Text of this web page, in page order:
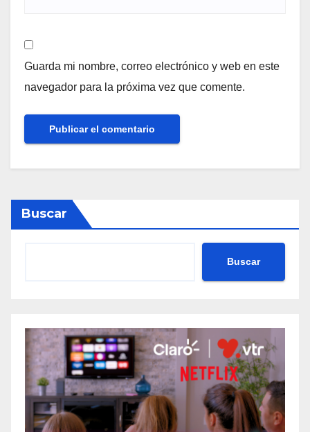
Guarda mi nombre, correo electrónico y web en este
navegador para la próxima vez que comente.
Buscar
Buscar